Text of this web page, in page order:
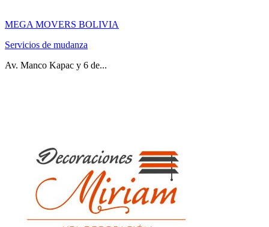
MEGA MOVERS BOLIVIA
Servicios de mudanza
Av. Manco Kapac y 6 de...